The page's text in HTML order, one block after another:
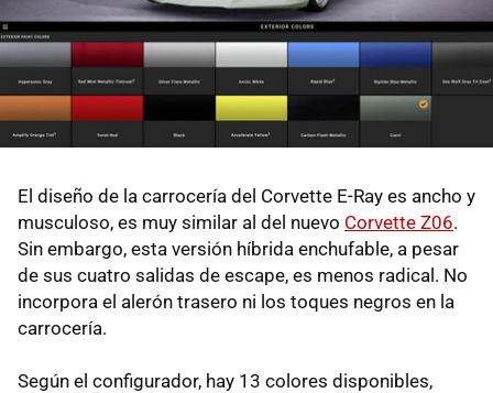
El diseño de la carrocería del Corvette E-Ray es ancho y
musculoso, es muy similar al del nuevo Corvette Z06.
Sin embargo, esta versión híbrida enchufable, a pesar
de sus cuatro salidas de escape, es menos radical. No
incorpora el alerón trasero ni los toques negros en la
carrocería.
Según el configurador, hay 13 colores disponibles,